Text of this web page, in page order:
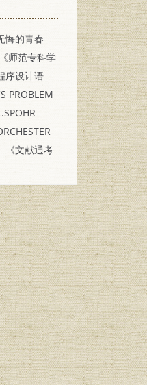
悔的青春
《师范专科学
序设计语
PROBLEM
《文献通考